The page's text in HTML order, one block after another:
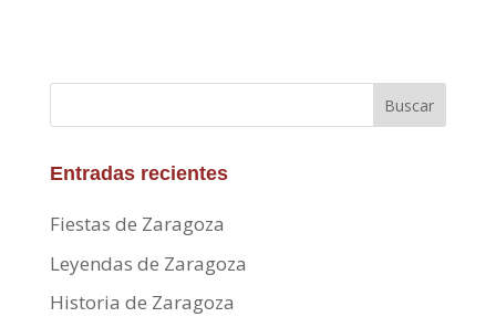
Buscar
Entradas recientes
Fiestas de Zaragoza
Leyendas de Zaragoza
Historia de Zaragoza